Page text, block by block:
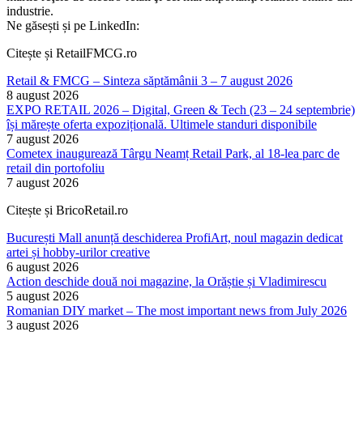
industrie.
Ne găsești și pe LinkedIn:
Citește și RetailFMCG.ro
Retail & FMCG – Sinteza săptămânii 3 – 7 august 2026
8 august 2026
EXPO RETAIL 2026 – Digital, Green & Tech (23 – 24 septembrie)
își mărește oferta expozițională. Ultimele standuri disponibile
7 august 2026
Cometex inaugurează Târgu Neamț Retail Park, al 18-lea parc de
retail din portofoliu
7 august 2026
Citește și BricoRetail.ro
București Mall anunță deschiderea ProfiArt, noul magazin dedicat
artei și hobby-urilor creative
6 august 2026
Action deschide două noi magazine, la Orăștie și Vladimirescu
5 august 2026
Romanian DIY market – The most important news from July 2026
3 august 2026